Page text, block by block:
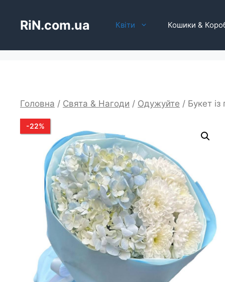
вмістуRiN.com.ua Квіти Кошики &
Головна / Свята & Нагоди / Одужуйте / Букет із
-22%